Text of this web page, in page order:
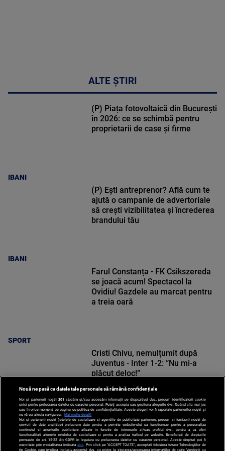
ALTE ȘTIRI
IBANI
(P) Piața fotovoltaică din București
în 2026: ce se schimbă pentru
proprietarii de case și firme
IBANI
(P) Ești antreprenor? Află cum te
ajută o campanie de advertoriale
să crești vizibilitatea și încrederea
brandului tău
SPORT
Farul Constanța - FK Csikszereda
se joacă acum! Spectacol la
Ovidiu! Gazdele au marcat pentru
a treia oară
SPORT
Cristi Chivu, nemulțumit după
Juventus - Inter 1-2: ”Nu mi-a
plăcut deloc!”
Nouă ne pasă ca datele tale personale să rămână confidențiale
Noi și partenerii noștri 201 stocăm și/sau accesăm informații pe dispozitivul dvs., precum identificatorii cookie
unici pentru prelucrarea datelor cu caracter personal. Puteți accepta sau gestiona alegerile dvs. făcând clic mai jos
sau în orice moment, pe pagina cu politica de confidențialitate. Aceste alegeri vor fi raportate partenerilor noștri și
nu vă vor afecta navigarea.
Mai multe detalii
Noi si partenerii nostri (retelele de socializare si agentiile de publicitate partenere, precum si furnizorii nostri de
servicii de date analitice) prelucram date pentru a permite website-ului sa functioneze, pentru a personaliza
continutul si anunturile publicitare afisate in functie de interesele si/sau profilul dvs., pentru a va oferi
functionalitati aferente retelelor de socializare si pentru a analiza traficul pe website. Beneficiati de drepturile
prevazute de art. 15-22 din GDPR in legatura cu prelucrarea datelor cu caracter personal. Aceste drepturi pot fi
exercitate prin modalitatea indicataaici . Prin click pe “ACCEPT TOATE”, acceptati folosirea tuturor Tehnologiilor de
tip Cookie, care implica inclusiv acceptul dvs. cu privire la stocarea/accesarea informatiilor de catre Vendor-ii cu